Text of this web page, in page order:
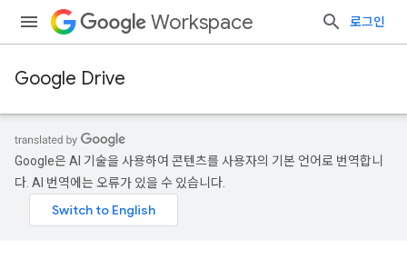
Workspace 로그인
Google Drive
Google은 AI 기술을 사용하여 콘텐츠를 사용자의 기본 언어로 번역합니
다. AI 번역에는 오류가 있을 수 있습니다.